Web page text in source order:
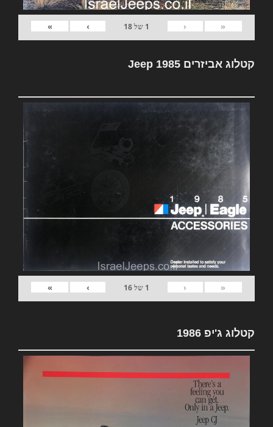
«
‹
1 של18
›
»
קטלוג אביזרים Jeep 1985
«
‹
1 של16
›
»
קטלוג ג'יפ 1986